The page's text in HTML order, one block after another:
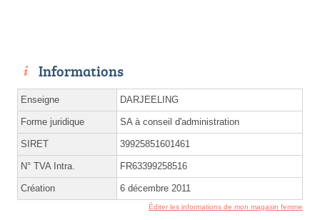
Informations
Enseigne DARJEELING
Forme juridique SA à conseil d'administration
SIRET 39925851601461
N° TVA Intra. FR63399258516
Création 6 décembre 2011
Éditer les informations de mon magasin femme